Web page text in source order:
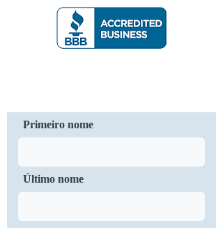
Primeiro nome
Último nome